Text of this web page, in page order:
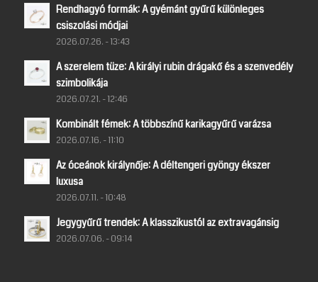
Rendhagyó formák: A gyémánt gyűrű különleges
csiszolási módjai
2026.07.26. - 13:43
A szerelem tüze: A királyi rubin drágakő és a szenvedély
szimbolikája
2026.07.21. - 12:46
Kombinált fémek: A többszínű karikagyűrű varázsa
2026.07.16. - 11:10
Az óceánok királynője: A déltengeri gyöngy ékszer
luxusa
2026.07.11. - 10:48
Jegygyűrű trendek: A klasszikustól az extravagánsig
2026.07.06. - 09:14